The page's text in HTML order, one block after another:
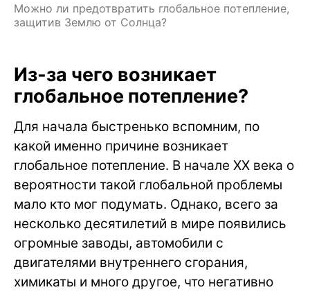
Можно ли предотвратить глобальное потепление,
защитив Землю от Солнца?
Из-за чего возникает
глобальное потепление?
Для начала быстренько вспомним, по
какой именно причине возникает
глобальное потепление. В начале XX века о
вероятности такой глобальной проблемы
мало кто мог подумать. Однако, всего за
несколько десятилетий в мире появились
огромные заводы, автомобили с
двигателями внутреннего сгорания,
химикаты и много другое, что негативно